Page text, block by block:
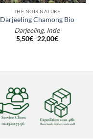
THÉ NOIR NATURE
Darjeeling Chamong Bio
Darjeeling, Inde
5,50€–22,00€